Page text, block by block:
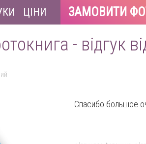
ЦІНИ ЗАМОВИТИ
- відгук
Спасибо большое